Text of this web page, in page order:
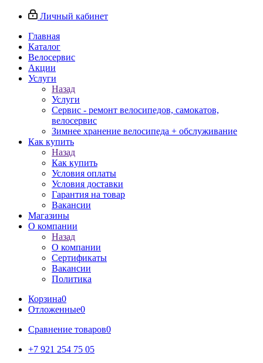
Личный кабинет
Главная
Каталог
Велосервис
Акции
Услуги
Назад
Услуги
Сервис - ремонт велосипедов, самокатов,
велосервис
Зимнее хранение велосипеда + обслуживание
Как купить
Назад
Как купить
Условия оплаты
Условия доставки
Гарантия на товар
Вакансии
Магазины
О компании
Назад
О компании
Сертификаты
Вакансии
Политика
Корзина0
Отложенные0
Сравнение товаров0
+7 921 254 75 05